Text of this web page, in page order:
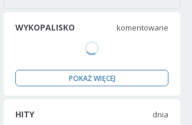
WYKOPALISKO komentowane
POKAŻ WIĘCEJ
HITY dnia